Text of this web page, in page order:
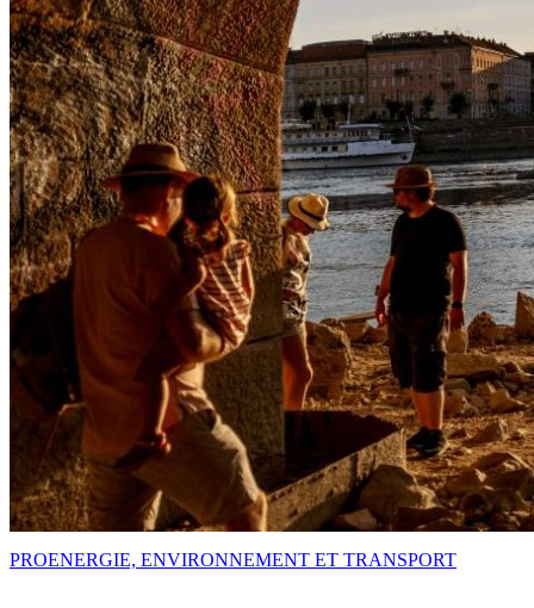
PROENERGIE, ENVIRONNEMENT ET TRANSPORT